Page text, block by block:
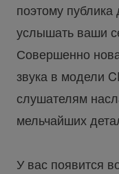
поэтому
услышать ваши
Совершенно
звука в модели
слушателям
мельчайших
У вас появится